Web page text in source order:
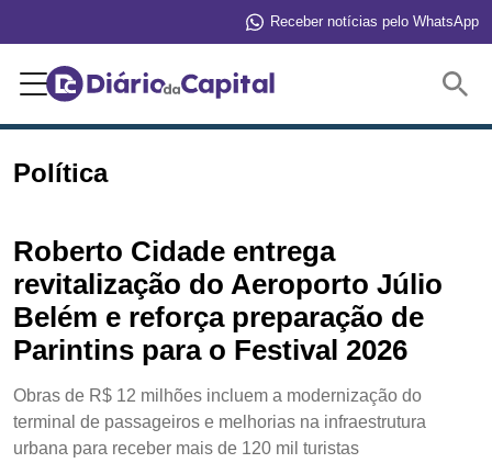
Receber notícias pelo WhatsApp
Política
Roberto Cidade entrega
revitalização do Aeroporto Júlio
Belém e reforça preparação de
Parintins para o Festival 2026
Obras de R$ 12 milhões incluem a modernização do
terminal de passageiros e melhorias na infraestrutura
urbana para receber mais de 120 mil turistas